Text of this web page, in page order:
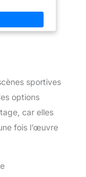
pour
: les puzzles
du plaisir
la capacité
pour les
la
élégante :
et décorer
rigide pour
n'importe quel
sportives
options
car elles
fois l’œuvre